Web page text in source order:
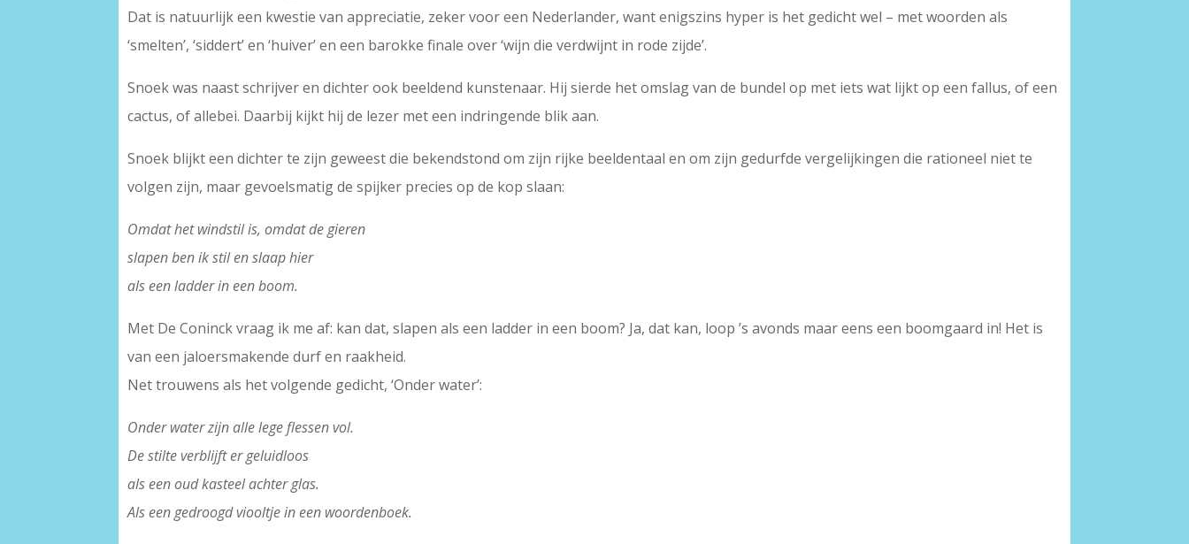
Dat is natuurlijk een kwestie van appreciatie, zeker voor een Nederlander, want enigszins hyper is het gedicht wel – met woorden als
‘smelten’, ‘siddert’ en ‘huiver’ en een barokke finale over ‘wijn die verdwijnt in rode zijde’.
Snoek was naast schrijver en dichter ook beeldend kunstenaar. Hij sierde het omslag van de bundel op met iets wat lijkt op een fallus, of een
cactus, of allebei. Daarbij kijkt hij de lezer met een indringende blik aan.
Snoek blijkt een dichter te zijn geweest die bekendstond om zijn rijke beeldentaal en om zijn gedurfde vergelijkingen die rationeel niet te
volgen zijn, maar gevoelsmatig de spijker precies op de kop slaan:
Omdat het windstil is, omdat de gieren
slapen ben ik stil en slaap hier
als een ladder in een boom.
Met De Coninck vraag ik me af: kan dat, slapen als een ladder in een boom? Ja, dat kan, loop ’s avonds maar eens een boomgaard in! Het is
van een jaloersmakende durf en raakheid.
Net trouwens als het volgende gedicht, ‘Onder water’:
Onder water zijn alle lege flessen vol.
De stilte verblijft er geluidloos
als een oud kasteel achter glas.
Als een gedroogd viooltje in een woordenboek.